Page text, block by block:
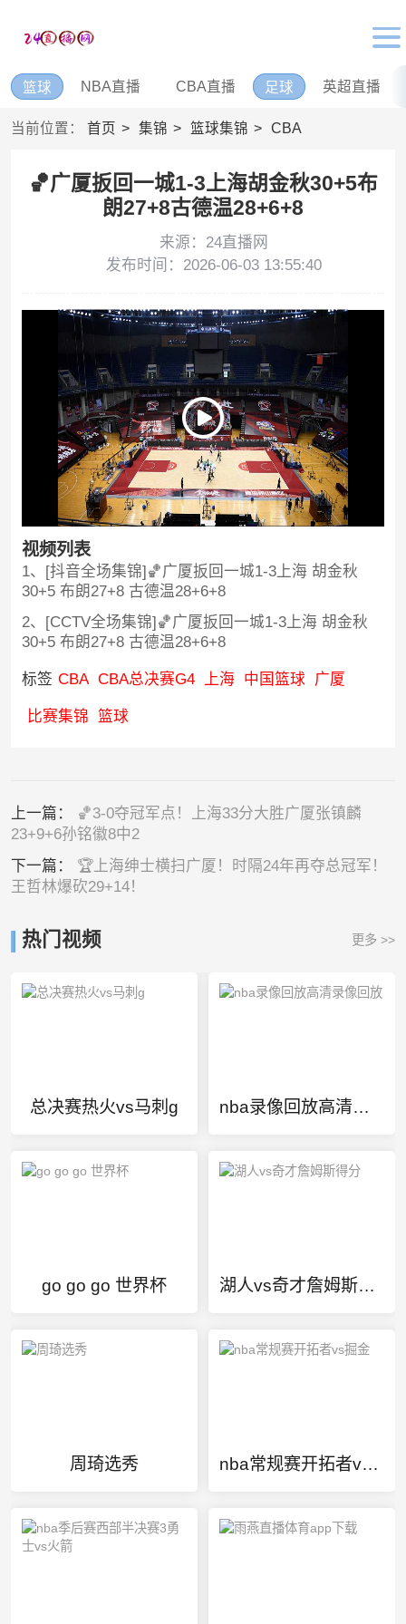
篮球 NBA直播 CBA直播 足球 英超直播
当前位置： 首页 集锦 篮球集锦 CBA
🏀广厦扳回一城1-3上海胡金秋30+5布
朗27+8古德温28+6+8
来源：24直播网
发布时间：2026-06-03 13:55:40
视频列表
1、[抖音全场集锦]🏀广厦扳回一城1-3上海 胡金秋
30+5 布朗27+8 古德温28+6+8
2、[CCTV全场集锦]🏀广厦扳回一城1-3上海 胡金秋
30+5 布朗27+8 古德温28+6+8
标签 CBA CBA总决赛G4 上海 中国篮球 广厦
比赛集锦 篮球
上一篇：
🏀3-0夺冠军点！上海33分大胜广厦张镇麟
23+9+6孙铭徽8中2
下一篇： 🏆上海绅士横扫广厦！时隔24年再夺总冠军！
王哲林爆砍29+14！
热门视频 更多 >>
总决赛热火vs马刺g nba录像回放高清录像回放
go go go 世界杯 湖人vs奇才詹姆斯得分
周琦选秀 nba常规赛开拓者vs掘金